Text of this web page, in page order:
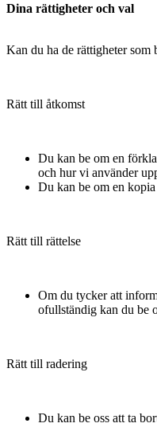
Dina rättigheter och val
Kan du ha de rättigheter som
Rätt till åtkomst
Du kan be om en
och hur vi använder
Du kan be om en
Rätt till rättelse
Om du tycker att
ofullständig kan du be
Rätt till radering
Du kan be oss att ta